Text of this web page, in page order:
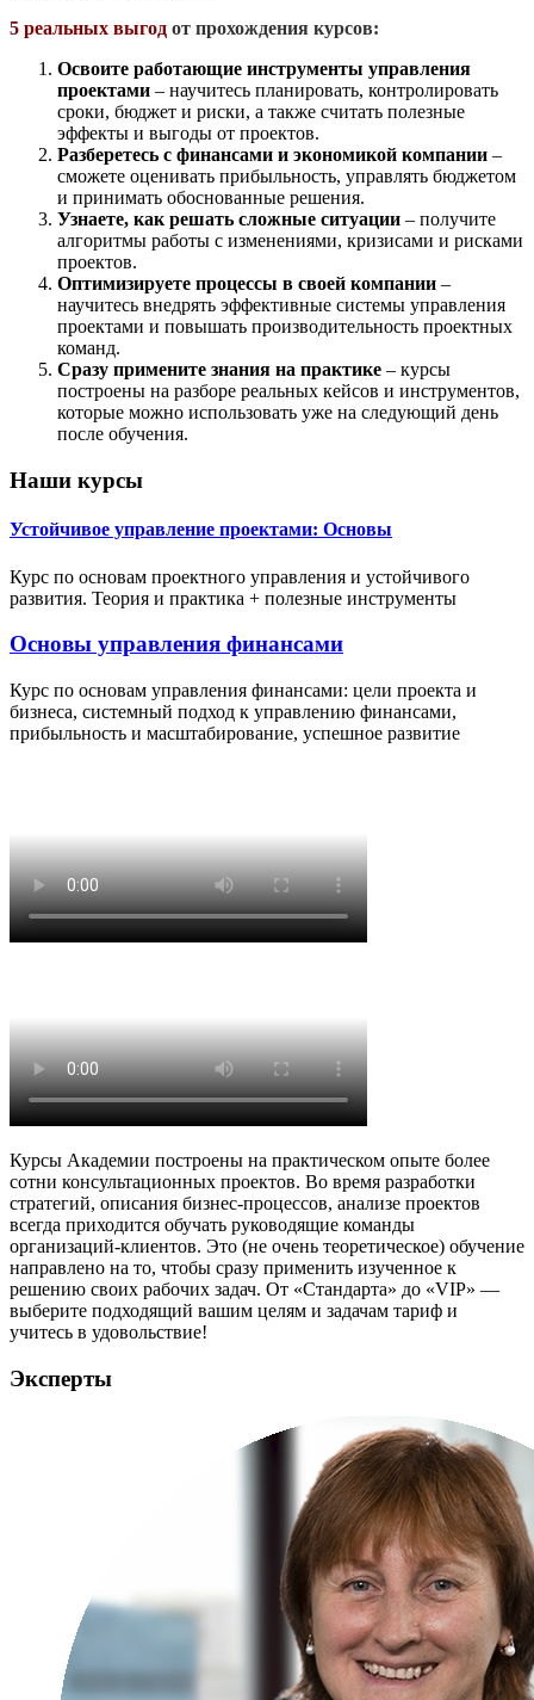
5 реальных выгод от прохождения курсов:
Освоите работающие инструменты управления
проектами – научитесь планировать, контролировать
сроки, бюджет и риски, а также считать полезные
эффекты и выгоды от проектов.
Разберетесь с финансами и экономикой компании –
сможете оценивать прибыльность, управлять бюджетом
и принимать обоснованные решения.
Узнаете, как решать сложные ситуации – получите
алгоритмы работы с изменениями, кризисами и рисками
проектов.
Оптимизируете процессы в своей компании –
научитесь внедрять эффективные системы управления
проектами и повышать производительность проектных
команд.
Сразу примените знания на практике – курсы
построены на разборе реальных кейсов и инструментов,
которые можно использовать уже на следующий день
после обучения.
Наши курсы
Устойчивое управление проектами: Основы
Курс по основам проектного управления и устойчивого
развития. Теория и практика + полезные инструменты
Основы управления финансами
Курс по основам управления финансами: цели проекта и
бизнеса, системный подход к управлению финансами,
прибыльность и масштабирование, успешное развитие
Курсы Академии построены на практическом опыте более
сотни консультационных проектов. Во время разработки
стратегий, описания бизнес-процессов, анализе проектов
всегда приходится обучать руководящие команды
организаций-клиентов. Это (не очень теоретическое) обучение
направлено на то, чтобы сразу применить изученное к
решению своих рабочих задач. От «Стандарта» до «VIP» —
выберите подходящий вашим целям и задачам тариф и
учитесь в удовольствие!
Эксперты